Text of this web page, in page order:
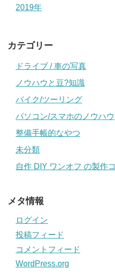
2019年
カテゴリー
ドライブ / 車の写真
ノウハウと豆?知識
バイク/ツーリング
パソコン/スマホのノウハウ
整備手帳的なやつ
未分類
自作 DIY ワンオフ の製作
メタ情報
ログイン
投稿フィード
コメントフィード
WordPress.org